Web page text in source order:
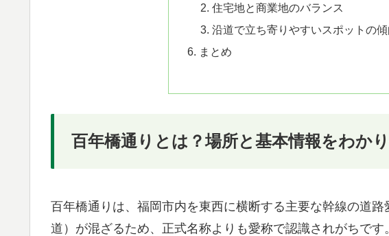
住宅地と商業地のバランス
沿道で立ち寄りやすいスポットの傾
まとめ
百年橋通りとは？場所と基本情報をわか
百年橋通りは、福岡市内を東西に横断する主要な幹線の道
道）が混ざるため、正式名称よりも愛称で認識されがちで